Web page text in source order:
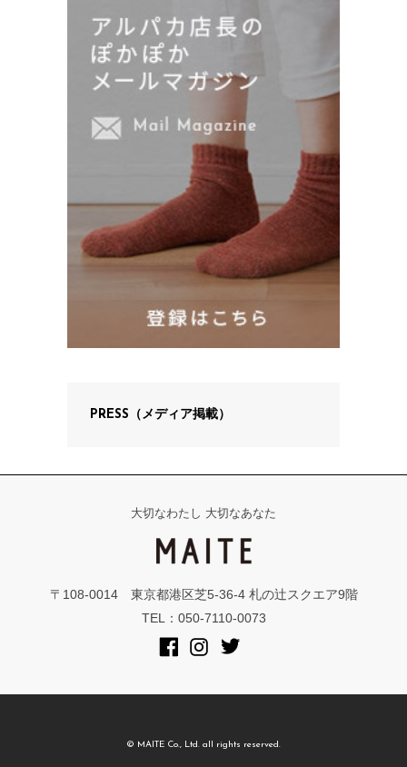
PRESS（メディア掲載）
大切なわたし 大切なあなた
〒108-0014 東京都港区芝5-36-4 札の辻スクエア9階
TEL：050-7110-0073
© MAITE Co., Ltd. all rights reserved.